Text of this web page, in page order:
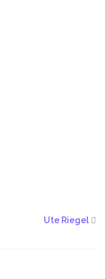
Ute Riegel